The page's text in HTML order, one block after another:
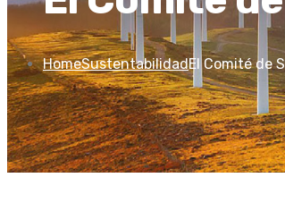
HomeSustentabilidadEl Comité de